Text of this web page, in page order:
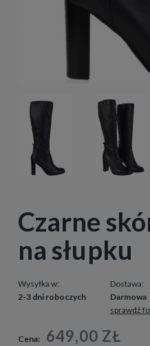
Czarne
na słupku
Wysyłka w:
2-3 dni roboczych
Dostawa:
Darmowa
Cena nie zawiera sprawdź
Cena: 649,00 ZŁ